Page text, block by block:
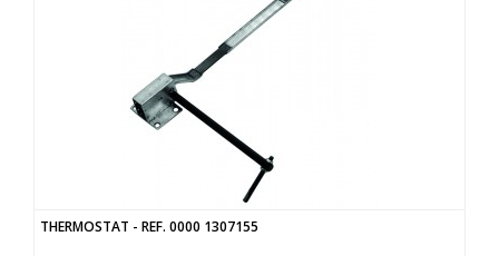
THERMOSTAT - REF. 0000 1307155